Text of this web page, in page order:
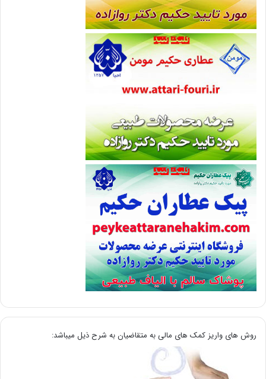
روش های واریز کمک های مالی به متقاضیان به شرح ذیل میباشد: